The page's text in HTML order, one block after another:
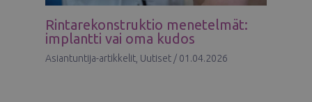
Rintarekonstruktio menetelmät:
implantti vai oma kudos
Asiantuntija-artikkelit Uutiset / 01.04.2026